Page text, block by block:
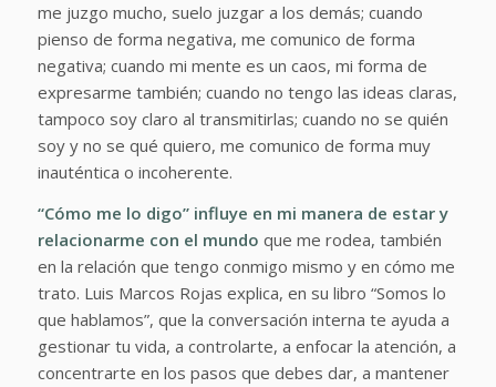
me juzgo mucho, suelo juzgar a los demás; cuando
pienso de forma negativa, me comunico de forma
negativa; cuando mi mente es un caos, mi forma de
expresarme también; cuando no tengo las ideas claras,
tampoco soy claro al transmitirlas; cuando no se quién
soy y no se qué quiero, me comunico de forma muy
inauténtica o incoherente.
“Cómo me lo digo” influye en mi manera de estar y
relacionarme con el mundo que me rodea, también
en la relación que tengo conmigo mismo y en cómo me
trato. Luis Marcos Rojas explica, en su libro “Somos lo
que hablamos”, que la conversación interna te ayuda a
gestionar tu vida, a controlarte, a enfocar la atención, a
concentrarte en los pasos que debes dar, a mantener